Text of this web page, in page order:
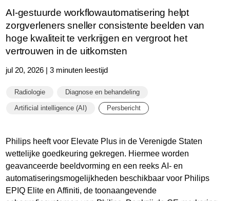
AI-gestuurde workflowautomatisering helpt
zorgverleners sneller consistente beelden van
hoge kwaliteit te verkrijgen en vergroot het
vertrouwen in de uitkomsten
jul 20, 2026 | 3 minuten leestijd
Radiologie Diagnose en behandeling
Artificial intelligence (AI) Persbericht
Philips heeft voor Elevate Plus in de Verenigde Staten
wettelijke goedkeuring gekregen. Hiermee worden
geavanceerde beeldvorming en een reeks AI- en
automatiseringsmogelijkheden beschikbaar voor Philips
EPIQ Elite en Affiniti, de toonaangevende